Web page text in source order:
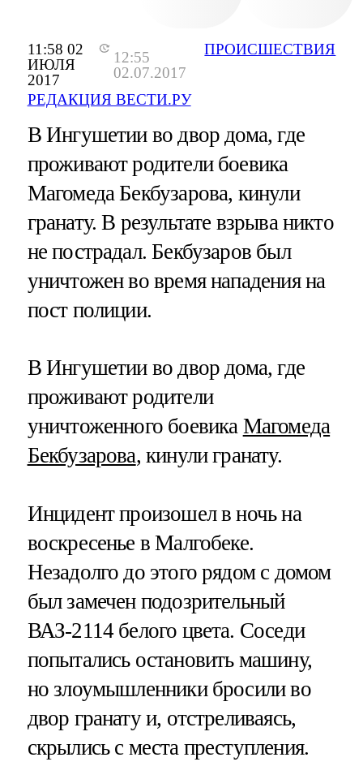
11:58 02
ИЮЛЯ
2017
12:55
02.07.2017
РЕДАКЦИЯ ВЕСТИ.РУ
ПРОИСШЕСТВИЯ
В Ингушетии во двор дома, где
проживают родители боевика
Магомеда Бекбузарова, кинули
гранату. В результате взрыва никто
не пострадал. Бекбузаров был
уничтожен во время нападения на
пост полиции.
В Ингушетии во двор дома, где
проживают родители
уничтоженного боевика Магомеда
Бекбузарова, кинули гранату.
Инцидент произошел в ночь на
воскресенье в Малгобеке.
Незадолго до этого рядом с домом
был замечен подозрительный
ВАЗ-2114 белого цвета. Соседи
попытались остановить машину,
но злоумышленники бросили во
двор гранату и, отстреливаясь,
скрылись с места преступления.